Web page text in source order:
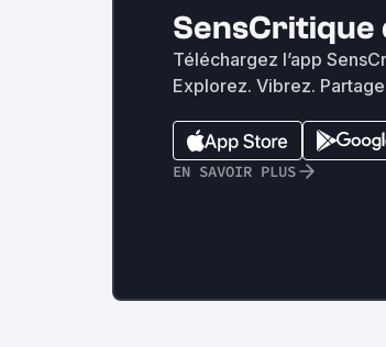
SensCritique
Téléchargez l’app
Explorez. Vibrez.
EN SAVOIR PLUS